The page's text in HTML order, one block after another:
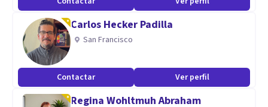
Carlos Hecker Padilla
San Francisco
Contactar Ver perfil
Regina Wohltmuh Abraham